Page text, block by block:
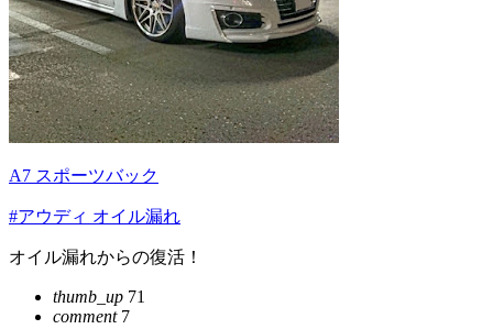
A7 スポーツバック
#アウディ オイル漏れ
オイル漏れからの復活！
thumb_up 71
comment7